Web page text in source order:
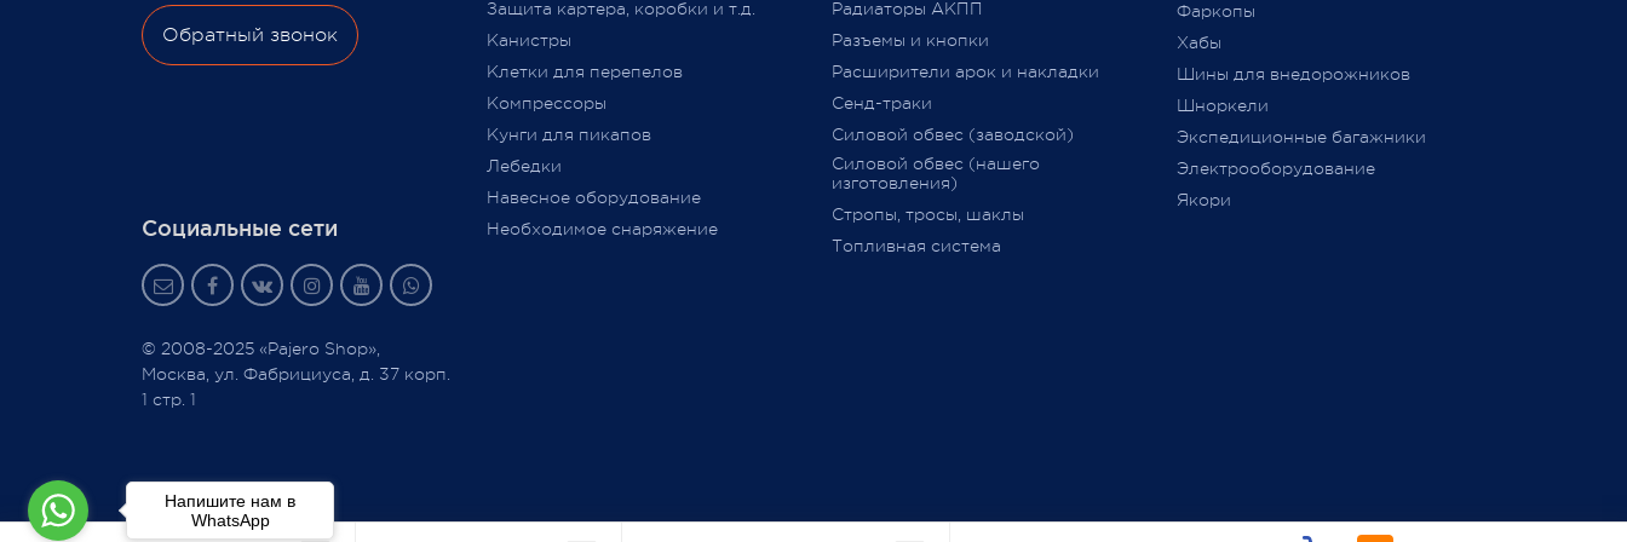
После прохождения всех
испытаний и проверок на
соответствие требований
018/2011, аккредитованным
органом сертификации
оформляетсяОТТС
определённую марку и модель,
данный документвыдается на
Обратный звонок
Социальные сети
© 2008-2025 «Pajero Shop»,
Москва, ул. Фабрициуса, д. 37 корп.
1 стр. 1
Защита картера, коробки и т.д.
Канистры
Клетки для перепелов
Компрессоры
Кунги для пикапов
Лебедки
Навесное оборудование
Необходимое снаряжение
Радиаторы АКПП
Разъемы и кнопки
Расширители арок и накладки
Сенд-траки
Силовой обвес (заводской)
Силовой обвес (нашего
изготовления)
Стропы, тросы, шаклы
Топливная система
Фаркопы
Хабы
Шины для внедорожников
Шноркели
Экспедиционные багажники
Электрооборудование
Якори
Напишите нам в
WhatsApp